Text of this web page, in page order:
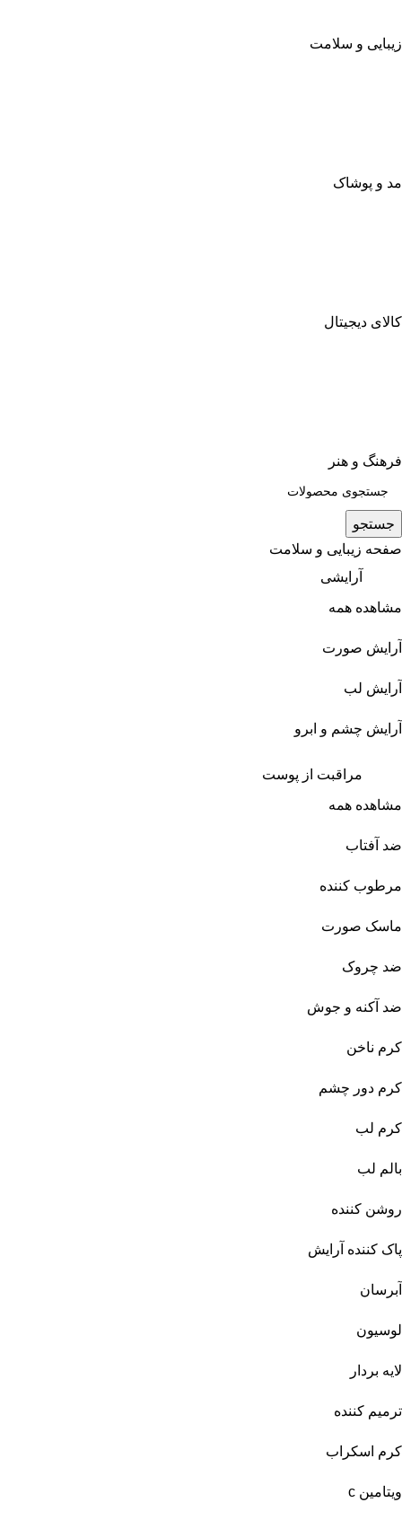
زیبایی و سلامت
مد و پوشاک
کالای دیجیتال
فرهنگ و هنر
جستجو
صفحه زیبایی و سلامت
آرایشی
مشاهده همه
آرایش صورت
آرایش لب
آرایش چشم و ابرو
مراقبت از پوست
مشاهده همه
ضد آفتاب
مرطوب کننده
ماسک صورت
ضد چروک
ضد آکنه و جوش
کرم ناخن
کرم دور چشم
کرم لب
بالم لب
روشن کننده
پاک کننده آرایش
آبرسان
لوسیون
لایه بردار
ترمیم کننده
کرم اسکراب
ویتامین c